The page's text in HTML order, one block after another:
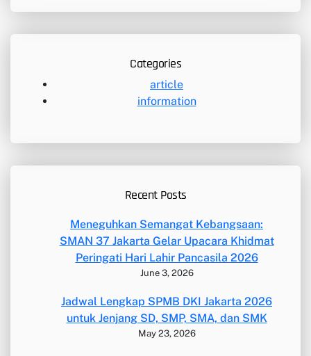
Categories
article
information
Recent Posts
Meneguhkan Semangat Kebangsaan:
SMAN 37 Jakarta Gelar Upacara Khidmat
Peringati Hari Lahir Pancasila 2026
June 3, 2026
Jadwal Lengkap SPMB DKI Jakarta 2026
untuk Jenjang SD, SMP, SMA, dan SMK
May 23, 2026